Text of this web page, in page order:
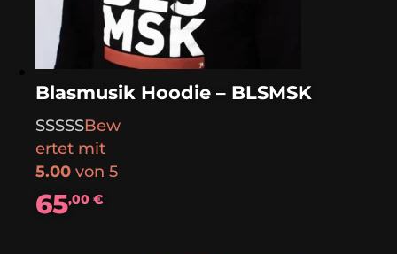
Blasmusik Hoodie – BLSMSK
Bew
ertet mit
5.00 von 5
65,00€